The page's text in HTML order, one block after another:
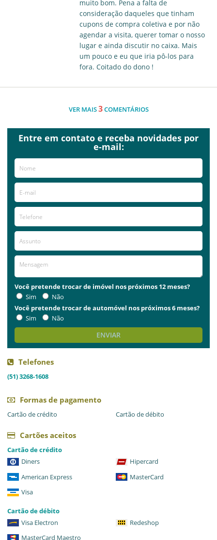
muito bom. Pena a falta de
consideração daqueles que tinham
cupons de compra coletiva e por não
agendar a visita, querer tomar o nosso
lugar e ainda discutir no caixa. Mais
um pouco e eu que iria pô-los para
fora. Coitado do dono !
VER MAIS3COMENTÁRIOS
Entre em contato e receba novidades por
e-mail:
Você pretende trocar de imóvel nos próximos 12 meses?
Sim
Não
Você pretende trocar de automóvel nos próximos 6 meses?
Sim
Não
ENVIAR
Telefones
(51) 3268-1608
Formas de pagamento
Cartão de crédito Cartão de débito
Cartões aceitos
Cartão de crédito
Diners
Hipercard
American Express
MasterCard
Visa
Cartão de débito
Visa Electron
Redeshop
MasterCard Maestro